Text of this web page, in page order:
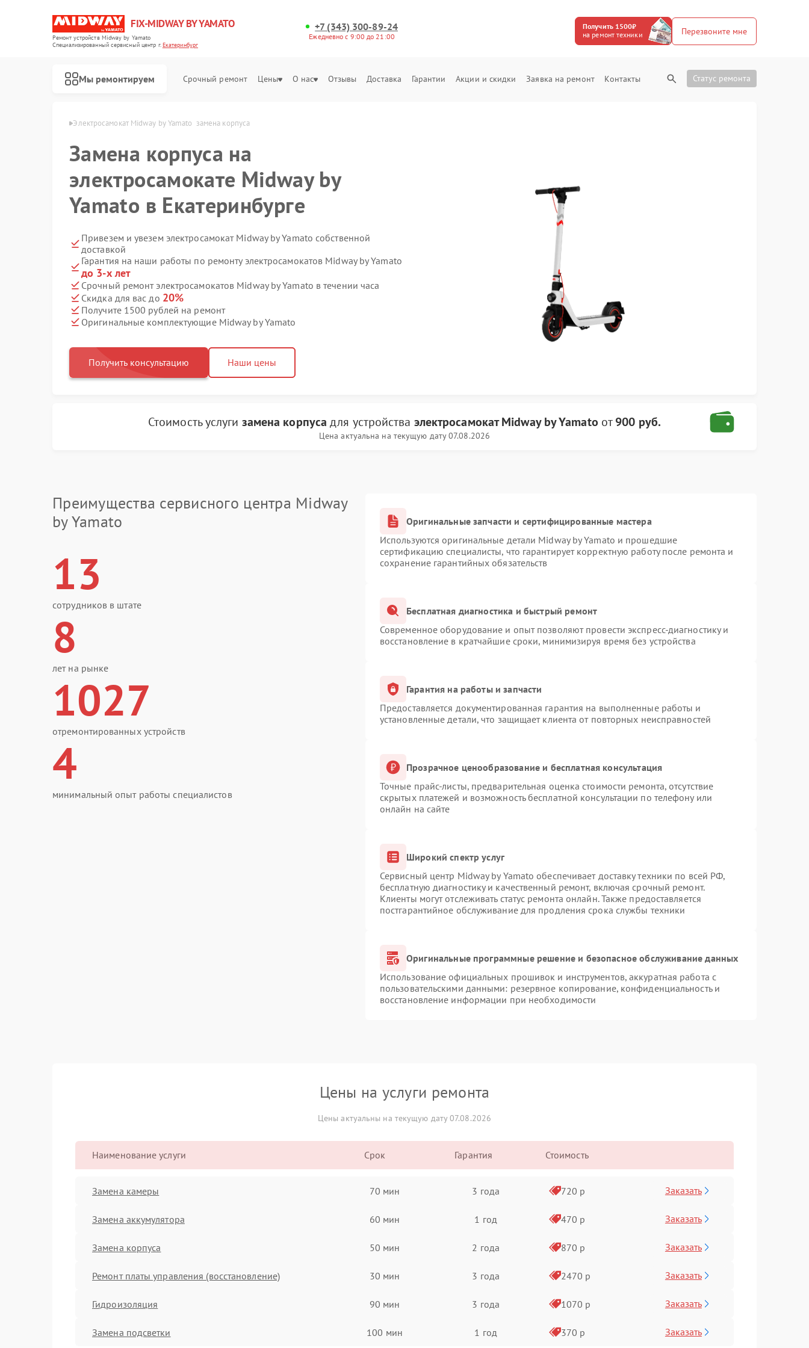
FIX-MIDWAY BY YAMATO
Ремонт устройств Midway by Yamato
Специализированный cервисный центр г.Екатеринбург
+7 (343) 300-89-24
Ежедневно с 9:00 до 21:00
Получить 1500₽
на ремонт техники
Перезвоните мне
Мы ремонтируем Срочный ремонт Цены О нас Отзывы Доставка Гарантии Акции и скидки Заявка на ремонт Контакты Статус ремонта
в Екатеринбурге Электросамокат Midway by Yamato  замена корпуса
Замена корпуса на
электросамокате Midway by
Yamato в Екатеринбурге
Привезем и увезем электросамокат Midway by Yamato собственной
доставкой
Гарантия на наши работы по ремонту электросамокатов Midway by Yamato
до 3-х лет
Срочный ремонт электросамокатов Midway by Yamato в течении часа
Скидка для вас до 20%
Получите 1500 рублей на ремонт
Оригинальные комплектующие Midway by Yamato
Получить консультацию Наши цены
Стоимость услуги замена корпуса для устройства электросамокат Midway by Yamato от900 руб.
Цена актуальна на текущую дату 07.08.2026
Преимущества сервисного центра Midway
by Yamato
13
сотрудников в штате
8
лет на рынке
1027
отремонтированных устройств
4
минимальный опыт работы специалистов
Оригинальные запчасти и сертифицированные мастера
Используются оригинальные детали Midway by Yamato и прошедшие
сертификацию специалисты, что гарантирует корректную работу после ремонта и
сохранение гарантийных обязательств
Бесплатная диагностика и быстрый ремонт
Современное оборудование и опыт позволяют провести экспресс-диагностику и
восстановление в кратчайшие сроки, минимизируя время без устройства
Гарантия на работы и запчасти
Предоставляется документированная гарантия на выполненные работы и
установленные детали, что защищает клиента от повторных неисправностей
Прозрачное ценообразование и бесплатная консультация
Точные прайс-листы, предварительная оценка стоимости ремонта, отсутствие
скрытых платежей и возможность бесплатной консультации по телефону или
онлайн на сайте
Широкий спектр услуг
Сервисный центр Midway by Yamato обеспечивает доставку техники по всей РФ,
бесплатную диагностику и качественный ремонт, включая срочный ремонт.
Клиенты могут отслеживать статус ремонта онлайн. Также предоставляется
постгарантийное обслуживание для продления срока службы техники
Оригинальные программные решение и безопасное обслуживание данных
Использование официальных прошивок и инструментов, аккуратная работа с
пользовательскими данными: резервное копирование, конфиденциальность и
восстановление информации при необходимости
Цены на услуги ремонта
Цены актуальны на текущую дату 07.08.2026
Наименование услуги Срок Гарантия Стоимость
Замена камеры 70 мин 3 года 720 р Заказать
Замена аккумулятора 60 мин 1 год 470 р Заказать
Замена корпуса 50 мин 2 года 870 р Заказать
Ремонт платы управления (восстановление) 30 мин 3 года 2470 р Заказать
Гидроизоляция 90 мин 3 года 1070 р Заказать
Замена подсветки 100 мин 1 год 370 р Заказать